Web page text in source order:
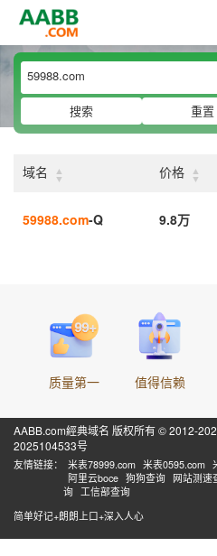
搜索
重置
域名 ▲
▼ 价格 ▲
▼
59988.com-Q 9.8万
质量第一 值得信赖
AABB.com經典域名 版权所有 © 2012-
2025104533号
友情链接： 米表78999.com 米表0595.com
阿里云boce 狗狗查询 网站测速
询 工信部查询
简单好记+朗朗上口+深入人心